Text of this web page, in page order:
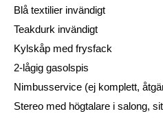
Blå textilier invändigt
Teakdurk invändigt
Kylskåp med frysfack
2-lågig gasolspis
Nimbusservice (ej komplett,
Stereo med högtalare i salong,